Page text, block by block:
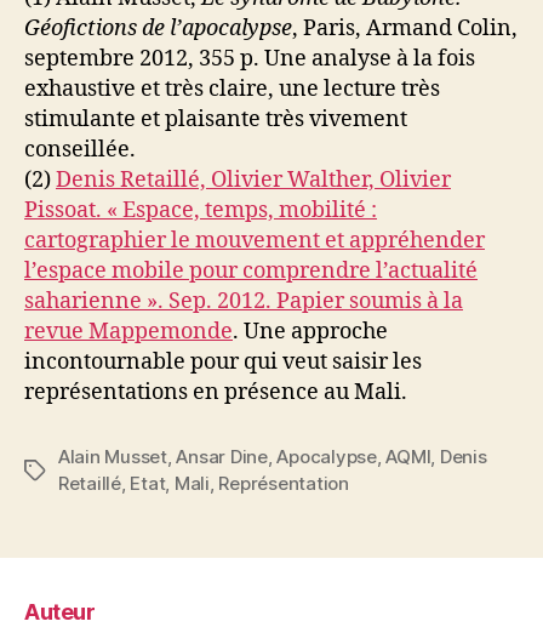
Géofictions de l’apocalypse, Paris, Armand Colin,
septembre 2012, 355 p. Une analyse à la fois
exhaustive et très claire, une lecture très
stimulante et plaisante très vivement
conseillée.
(2)Denis Retaillé, Olivier Walther, Olivier
Pissoat. « Espace, temps, mobilité :
cartographier le mouvement et appréhender
l’espace mobile pour comprendre l’actualité
saharienne ». Sep. 2012. Papier soumis à la
revue Mappemonde. Une approche
incontournable pour qui veut saisir les
représentations en présence au Mali.
Étiquettes
Alain Musset,Ansar Dine,Apocalypse,AQMI, Denis
Retaillé, Etat, Mali, Représentation
Auteur